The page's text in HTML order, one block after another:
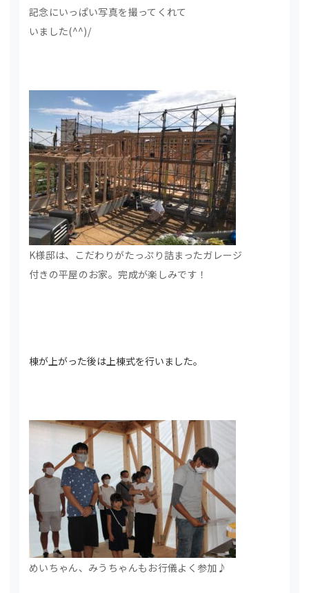
記念にいっぱい写真を撮ってくれて
いました(^^)/
K様邸は、こだわりがたっぷり詰まったガレージ
付きの平屋のお家。完成が楽しみです！
棟が上がった後は上棟式を行いました。
めいちゃん、みうちゃんもお行儀よく参加♪